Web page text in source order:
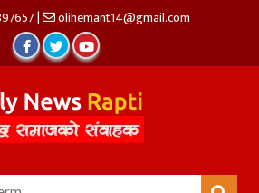
| olihemant14@gmail.com